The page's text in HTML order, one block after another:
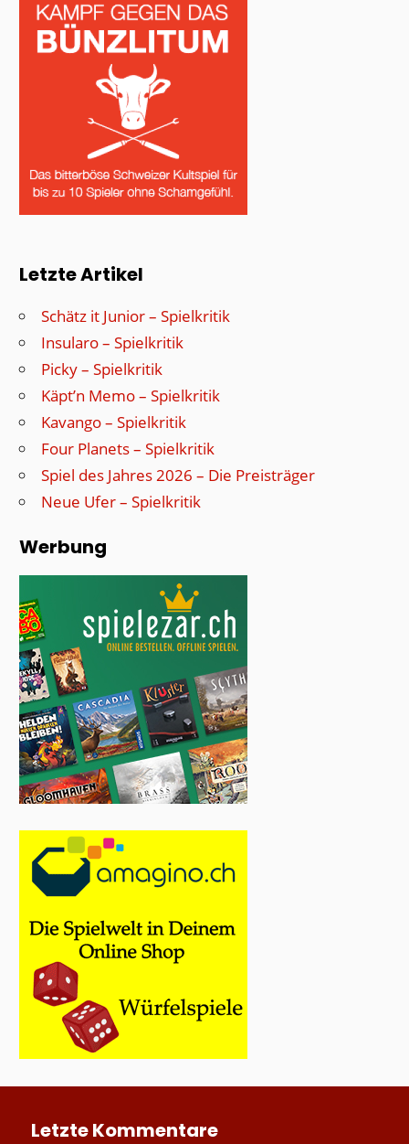
Letzte Artikel
Schätz it Junior – Spielkritik
Insularo – Spielkritik
Picky – Spielkritik
Käpt’n Memo – Spielkritik
Kavango – Spielkritik
Four Planets – Spielkritik
Spiel des Jahres 2026 – Die Preisträger
Neue Ufer – Spielkritik
Werbung
Letzte Kommentare